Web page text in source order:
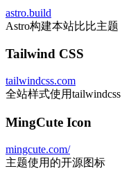
astro.build
Astro构建本站比比主题
Tailwind CSS
tailwindcss.com
全站样式使用tailwindcss
MingCute Icon
mingcute.com/
主题使用的开源图标